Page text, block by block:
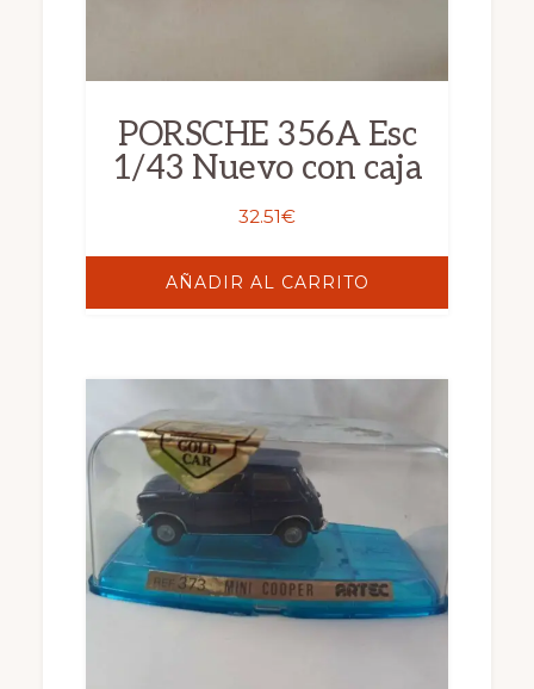
PORSCHE 356A Esc
1/43 Nuevo con caja
32.51€
AÑADIR AL CARRITO